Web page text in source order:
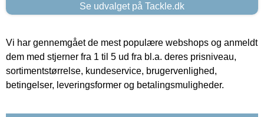
Se udvalget på Tackle.dk
Vi har gennemgået de mest populære webshops og anmeldt
dem med stjerner fra 1 til 5 ud fra bl.a. deres prisniveau,
sortimentstørrelse, kundeservice, brugervenlighed,
betingelser, leveringsformer og betalingsmuligheder.